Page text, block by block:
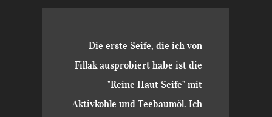
Die erste Seife, die ich von
Fillak ausprobiert habe ist die
"Reine Haut Seife" mit
Aktivkohle und Teebaumöl. Ich